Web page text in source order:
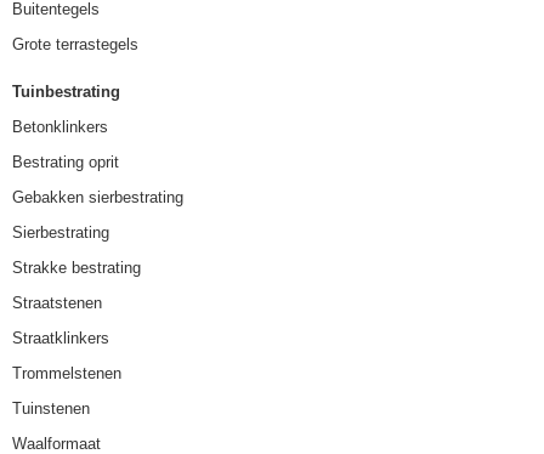
Buitentegels
Grote terrastegels
Tuinbestrating
Betonklinkers
Bestrating oprit
Gebakken sierbestrating
Sierbestrating
Strakke bestrating
Straatstenen
Straatklinkers
Trommelstenen
Tuinstenen
Waalformaat